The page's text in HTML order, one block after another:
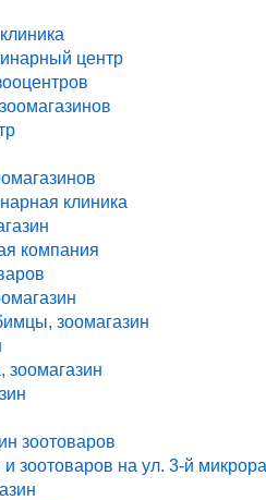
центр
клиника
компания
зоомагазин
зоомагазин
зоотоваров
зоотоваров на ул. 3-й